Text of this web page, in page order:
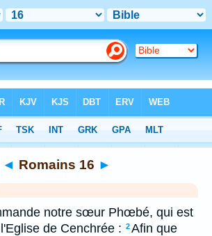
◄ Romains 16 ►
notre sœur Phœbé, qui est
de Cenchrée : 2Afin que